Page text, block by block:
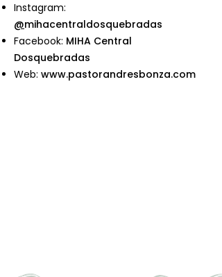
Instagram:
@mihacentraldosquebradas
Facebook: MIHA Central
Dosquebradas
Web: www.pastorandresbonza.com